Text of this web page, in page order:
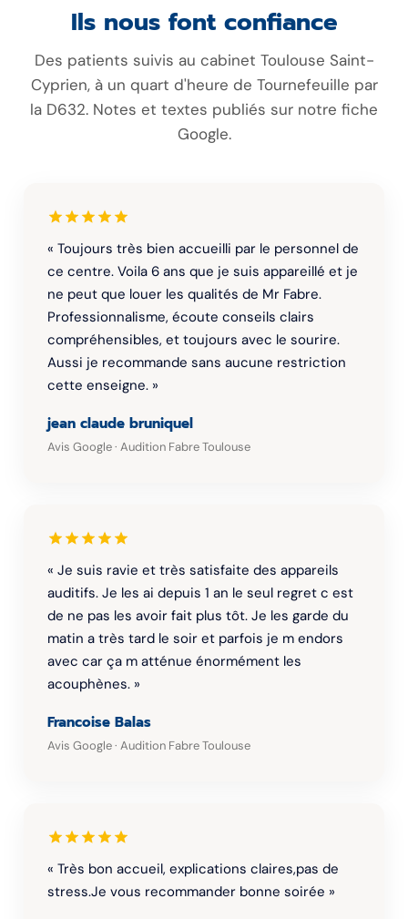
Ils nous font confiance
Des patients suivis au cabinet Toulouse Saint-
Cyprien, à un quart d'heure de Tournefeuille par
la D632. Notes et textes publiés sur notre fiche
Google.
« Toujours très bien accueilli par le personnel de
ce centre. Voila 6 ans que je suis appareillé et je
ne peut que louer les qualités de Mr Fabre.
Professionnalisme, écoute conseils clairs
compréhensibles, et toujours avec le sourire.
Aussi je recommande sans aucune restriction
cette enseigne. »
jean claude bruniquel
Avis Google · Audition Fabre Toulouse
« Je suis ravie et très satisfaite des appareils
auditifs. Je les ai depuis 1 an le seul regret c est
de ne pas les avoir fait plus tôt. Je les garde du
matin a très tard le soir et parfois je m endors
avec car ça m atténue énormément les
acouphènes. »
Francoise Balas
Avis Google · Audition Fabre Toulouse
« Très bon accueil, explications claires,pas de
stress.Je vous recommander bonne soirée »